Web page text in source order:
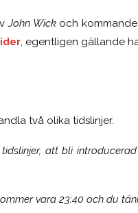
John Wickoch
, egentligen gällande
två olika tidslinjer.
att bli
vara 23:40 och du